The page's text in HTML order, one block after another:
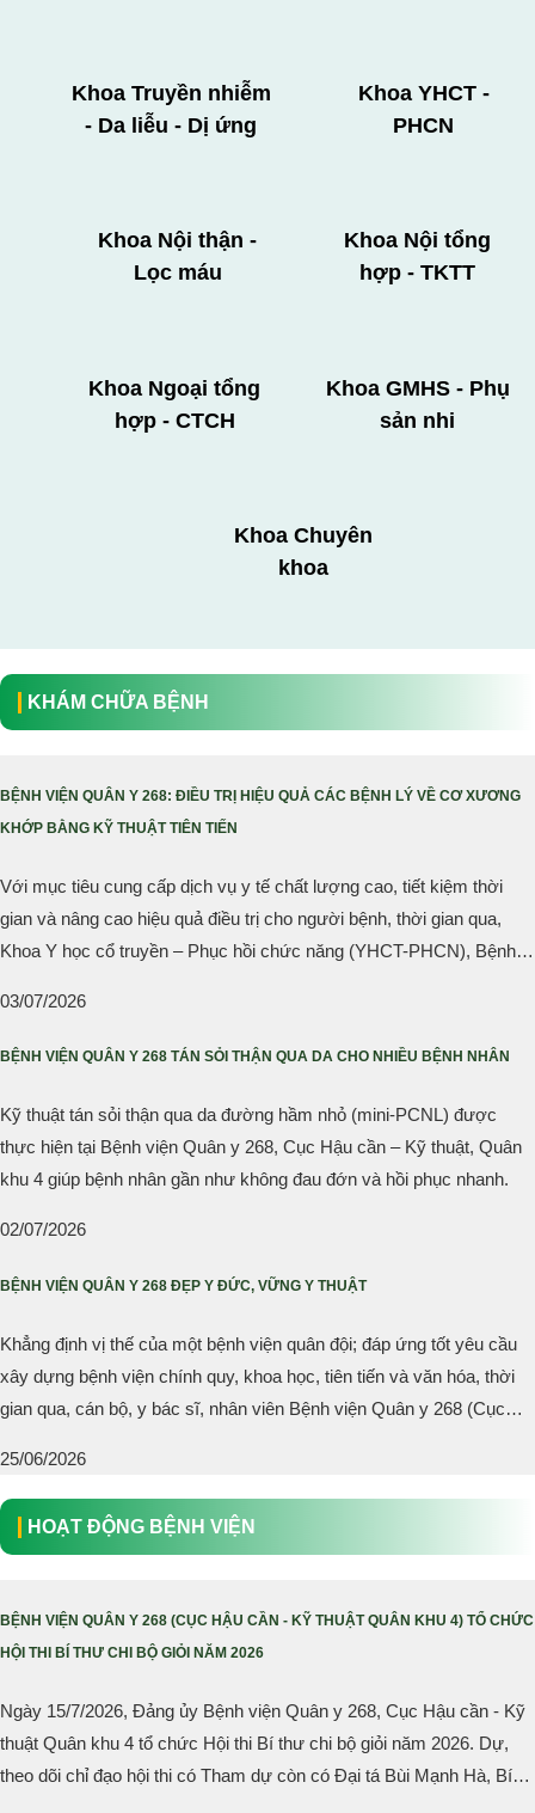
Khoa Truyền nhiễm
- Da liễu - Dị ứng
Khoa YHCT -
PHCN
Khoa Nội thận -
Lọc máu
Khoa Nội tổng
hợp - TKTT
Khoa Ngoại tổng
hợp - CTCH
Khoa GMHS - Phụ
sản nhi
Khoa Chuyên
khoa
KHÁM CHỮA BỆNH
BỆNH VIỆN QUÂN Y 268: ĐIỀU TRỊ HIỆU QUẢ CÁC BỆNH LÝ VỀ CƠ XƯƠNG
KHỚP BẰNG KỸ THUẬT TIÊN TIẾN
Với mục tiêu cung cấp dịch vụ y tế chất lượng cao, tiết kiệm thời
gian và nâng cao hiệu quả điều trị cho người bệnh, thời gian qua,
Khoa Y học cổ truyền – Phục hồi chức năng (YHCT-PHCN), Bệnh
03/07/2026
BỆNH VIỆN QUÂN Y 268 TÁN SỎI THẬN QUA DA CHO NHIỀU BỆNH NHÂN
Kỹ thuật tán sỏi thận qua da đường hầm nhỏ (mini-PCNL) được
thực hiện tại Bệnh viện Quân y 268, Cục Hậu cần – Kỹ thuật, Quân
khu 4 giúp bệnh nhân gần như không đau đớn và hồi phục nhanh.
02/07/2026
BỆNH VIỆN QUÂN Y 268 ĐẸP Y ĐỨC, VỮNG Y THUẬT
Khẳng định vị thế của một bệnh viện quân đội; đáp ứng tốt yêu cầu
xây dựng bệnh viện chính quy, khoa học, tiên tiến và văn hóa, thời
gian qua, cán bộ, y bác sĩ, nhân viên Bệnh viện Quân y 268 (Cục
25/06/2026
HOẠT ĐỘNG BỆNH VIỆN
BỆNH VIỆN QUÂN Y 268 (CỤC HẬU CẦN - KỸ THUẬT QUÂN KHU 4) TỔ CHỨC
HỘI THI BÍ THƯ CHI BỘ GIỎI NĂM 2026
Ngày 15/7/2026, Đảng ủy Bệnh viện Quân y 268, Cục Hậu cần - Kỹ
thuật Quân khu 4 tổ chức Hội thi Bí thư chi bộ giỏi năm 2026. Dự,
theo dõi chỉ đạo hội thi có Tham dự còn có Đại tá Bùi Mạnh Hà, Bí